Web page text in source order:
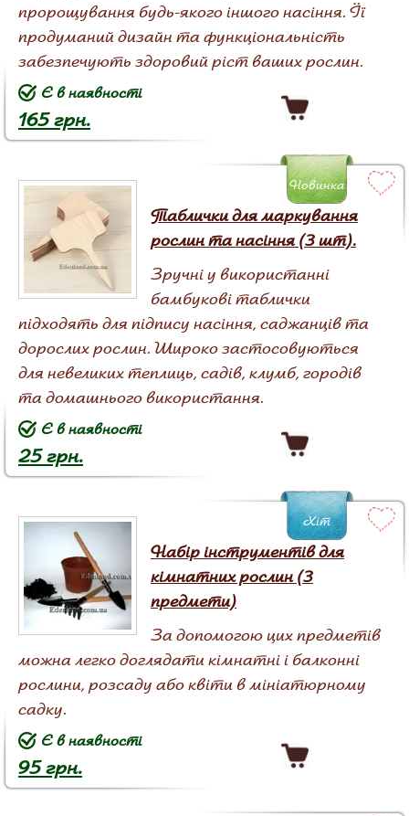
пророщування будь-якого іншого насіння. Її
продуманий дизайн та функціональність
забезпечують здоровий ріст ваших рослин.
165 грн.
Є в наявності
Таблички для маркування
рослин та насіння (3 шт).
Зручні у використанні
бамбукові таблички
підходять для підпису насіння, саджанців та
дорослих рослин. Широко застосовуються
для невеликих теплиць, садів, клумб, городів
та домашнього використання.
25 грн.
Є в наявності
Новинка
Набір інструментів для
кімнатних рослин (3
предмети)
За допомогою цих предметів
можна легко доглядати кімнатні і балконні
рослини, розсаду або квіти в мініатюрному
садку.
95 грн.
Є в наявності
Хіт